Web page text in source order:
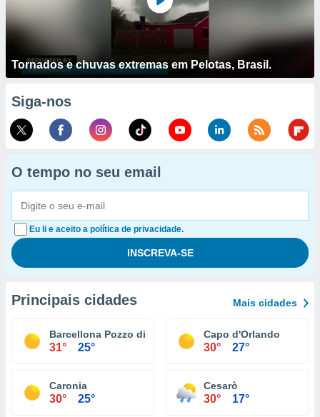
Tornados e chuvas extremas em Pelotas, Brasil.
Siga-nos
O tempo no seu email
Eu li e aceito a política de privacidade.
Principais cidades Mais cidades
Barcellona Pozzo di Gotto
31° 25°
Capo d'Orlando
30° 27°
Caronia
30° 25°
Cesarò
30° 17°